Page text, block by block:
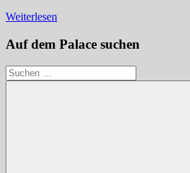
Weiterlesen
Auf dem Palace suchen
Suchen
nach: